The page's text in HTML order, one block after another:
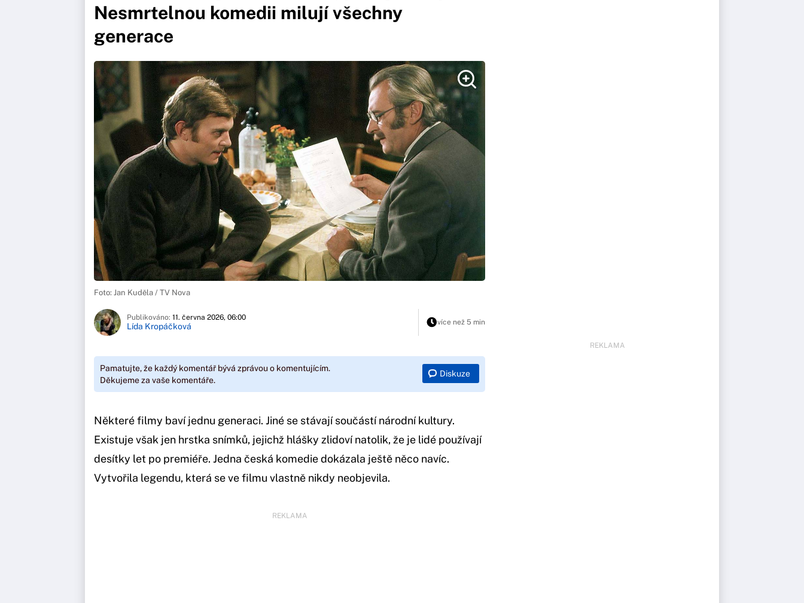
Nesmrtelnou komedii milují všechny
generace
Foto: Jan Kuděla / TV Nova
Publikováno: 11. června 2026, 06:00
Lída Kropáčková více než 5 min
Pamatujte, že každý komentář bývá zprávou o komentujícím.
Děkujeme za vaše komentáře.
Diskuze
Některé filmy baví jednu generaci. Jiné se stávají součástí národní kultury.
Existuje však jen hrstka snímků, jejichž hlášky zlidoví natolik, že je lidé používají
desítky let po premiéře. Jedna česká komedie dokázala ještě něco navíc.
Vytvořila legendu, která se ve filmu vlastně nikdy neobjevila.
REKLAMA
REKLAMA